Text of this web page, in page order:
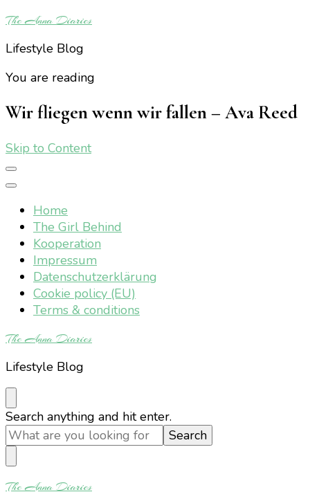
The Anna Diaries
Lifestyle Blog
You are reading
Wir fliegen wenn wir fallen – Ava Reed
Skip to Content
Home
The Girl Behind
Kooperation
Impressum
Datenschutzerklärung
Cookie policy (EU)
Terms & conditions
The Anna Diaries
Lifestyle Blog
Looking
for
Something?
Search anything and hit enter.
The Anna Diaries